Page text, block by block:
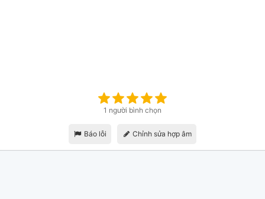
1 người bình chọn
Báo lỗi Chỉnh sửa hợp âm